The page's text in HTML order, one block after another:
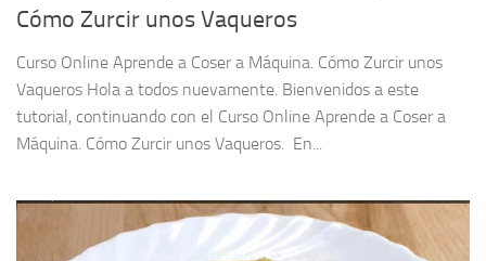
Cómo Zurcir unos Vaqueros
Curso Online Aprende a Coser a Máquina. Cómo Zurcir unos
Vaqueros Hola a todos nuevamente. Bienvenidos a este
tutorial, continuando con el Curso Online Aprende a Coser a
Máquina. Cómo Zurcir unos Vaqueros. En...